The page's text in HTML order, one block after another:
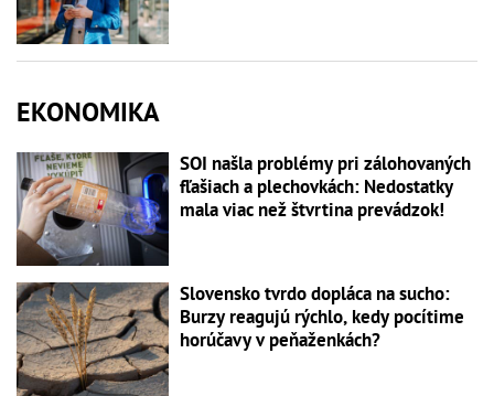
EKONOMIKA
SOI našla problémy pri zálohovaných
fľašiach a plechovkách: Nedostatky
mala viac než štvrtina prevádzok!
Slovensko tvrdo dopláca na sucho:
Burzy reagujú rýchlo, kedy pocítime
horúčavy v peňaženkách?